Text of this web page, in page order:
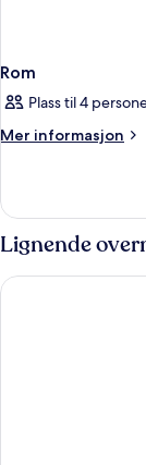
Rom
Plass til 4
Mer informasjon
Mer
Lignende
Clarion Hotel Oslo